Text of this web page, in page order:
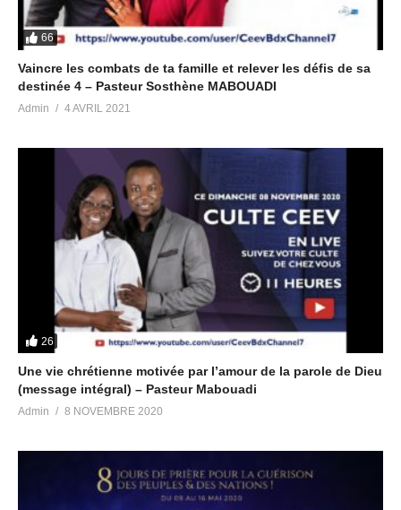
66
Vaincre les combats de ta famille et relever les défis de sa
destinée 4 – Pasteur Sosthène MABOUADI
Admin 4 AVRIL 2021
26
Une vie chrétienne motivée par l’amour de la parole de Dieu
(message intégral) – Pasteur Mabouadi
Admin 8 NOVEMBRE 2020